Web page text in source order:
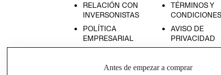
RELACIÓN CON
INVERSONISTAS
POLÍTICA
EMPRESARIAL
TÉRMINOS Y
CONDICIONES
AVISO DE
PRIVACIDAD
AVISO DE
Antes de empezar a comprar